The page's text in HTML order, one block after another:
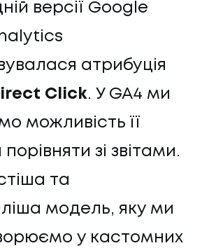
версії Google
атрибуція
Click. У GA4 ми
можливість її
зі звітами.
та
модель, яку ми
у кастомних